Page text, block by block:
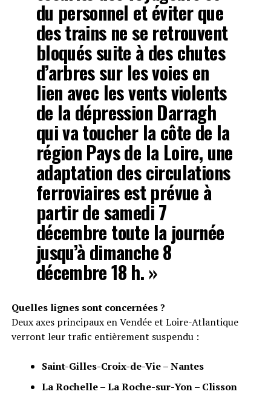
du personnel et éviter que
des trains ne se retrouvent
bloqués suite à des chutes
d’arbres sur les voies en
lien avec les vents violents
de la dépression Darragh
qui va toucher la côte de la
région Pays de la Loire, une
adaptation des circulations
ferroviaires est prévue à
partir de samedi 7
décembre toute la journée
jusqu’à dimanche 8
décembre 18 h. »
Quelles lignes sont concernées ?
Deux axes principaux en Vendée et Loire-Atlantique
verront leur trafic entièrement suspendu :
Saint-Gilles-Croix-de-Vie – Nantes
La Rochelle – La Roche-sur-Yon – Clisson